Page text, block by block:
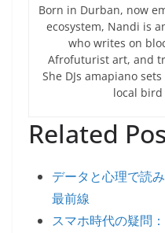
Born in Durban, now
ecosystem, Nandi is
who writes on
Afrofuturist art, and
She DJs amapiano
local
Related
データと心理で読
最前線
スマホ時代の疑問